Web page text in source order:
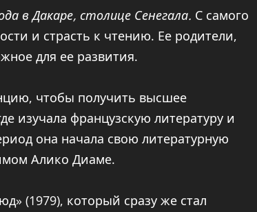
в Дакаре, столице Сенегала. С самого
и страсть к чтению. Ее родители,
для ее развития.
чтобы получить высшее
изучала французскую литературу и
она начала свою литературную
Алико Диаме.
(1979), который сразу же стал